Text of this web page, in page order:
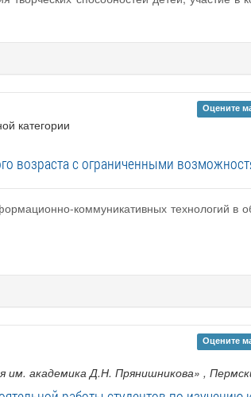
Оцените
категории
возраста с ограниченными
коммуникативных технологий
Оцените
им. академика Д.Н. Прянишникова» ,